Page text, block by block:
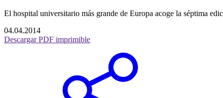
El hospital universitario más grande de Europa acoge la séptima
04.04.2014
Descargar PDF imprimible